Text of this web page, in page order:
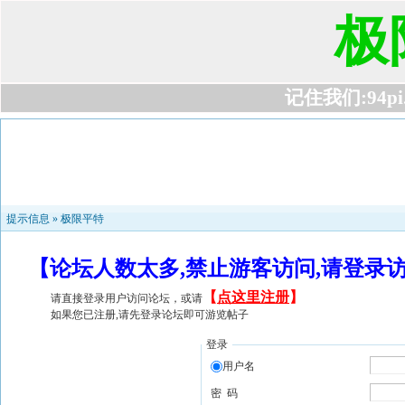
极
记住我们
提示信息 » 极限平特
【论坛人数太多,禁止游客访问,请登
请直接登录用户访问论坛，或请 【 点这里注册】
如果您已注册,请先登录论坛即可游览帖子
登录
用户名
密 码